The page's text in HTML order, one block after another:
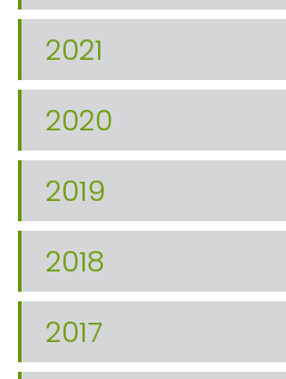
2021
2020
2019
2018
2017